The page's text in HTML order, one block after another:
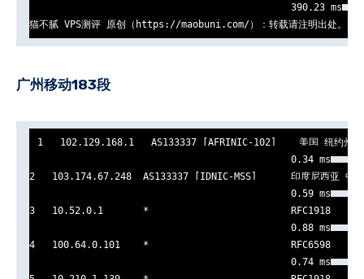
                                              390.23 ms
猫不腻 VPS测评 原创（https://maobuni.com/）：转载请注明出处。
广州移动183段
1   102.129.168.1   AS133337 [AFRINIC-102]    美国 纽约
                                              0.34 ms
2   103.174.67.248  AS133337 [IDNIC-MSS]      印度尼西亚 中
                                              0.59 ms
3   10.52.0.1       *
                                              0.88 ms
4   100.64.0.101    *
                                              0.74 ms